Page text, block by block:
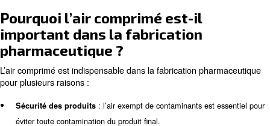
pharmaceutique ?
Types de compresseurs d’air utilisés dans l’industrie
Contaminants dans l’air comprimé et leur impact
Normes ISO pour la pureté de l’air comprimé
Maintenance et surveillance des compresseurs d’air